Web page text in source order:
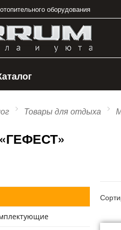
оборудования
Товары для отдыха